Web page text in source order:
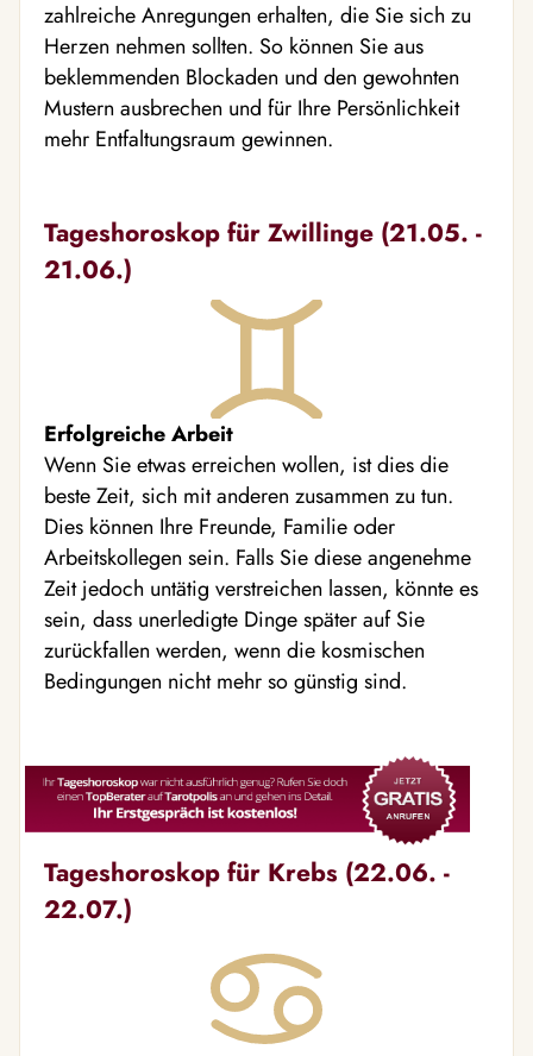
zahlreiche Anregungen erhalten, die Sie sich zu
Herzen nehmen sollten. So können Sie aus
beklemmenden Blockaden und den gewohnten
Mustern ausbrechen und für Ihre Persönlichkeit
mehr Entfaltungsraum gewinnen.
Tageshoroskop für Zwillinge (21.05. -
21.06.)
Erfolgreiche Arbeit
Wenn Sie etwas erreichen wollen, ist dies die
beste Zeit, sich mit anderen zusammen zu tun.
Dies können Ihre Freunde, Familie oder
Arbeitskollegen sein. Falls Sie diese angenehme
Zeit jedoch untätig verstreichen lassen, könnte es
sein, dass unerledigte Dinge später auf Sie
zurückfallen werden, wenn die kosmischen
Bedingungen nicht mehr so günstig sind.
Tageshoroskop für Krebs (22.06. -
22.07.)